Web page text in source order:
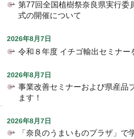
第77回全国植樹祭奈良県実行委
式の開催について
2026年8月7日
令和８年度 イチゴ輸出セミナー
2026年8月7日
事業改善セミナーおよび県産品
ます！
2026年8月7日
「奈良のうまいものプラザ」で